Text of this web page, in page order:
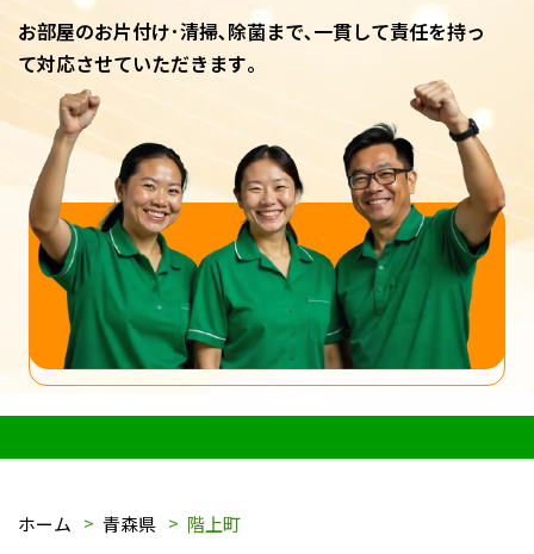
お部屋のお片付け･清掃､除菌まで､一貫して責任を持っ
て対応させていただきます｡
ホーム 青森県 階上町